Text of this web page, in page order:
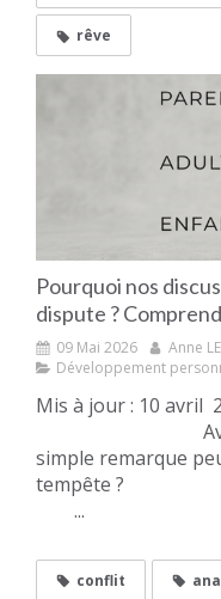
rêve
Pourquoi nos
dispute ?
09 Mai 2026
Anne
Développement
Mis à jour : 10 avril
Avez vous
simple remarque
tempête ?
...
conflit